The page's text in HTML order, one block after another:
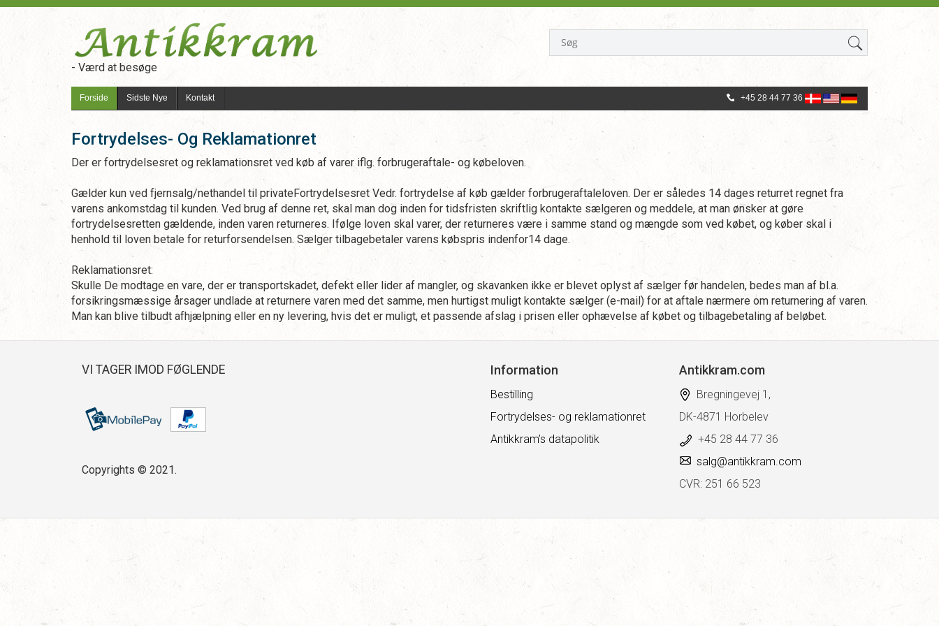
- Værd at besøge
Forside Sidste Nye Kontakt +45 28 44 77 36
Fortrydelses- Og Reklamationret
Der er fortrydelsesret og reklamationsret ved køb af varer iflg. forbrugeraftale- og købeloven.
Gælder kun ved fjernsalg/nethandel til privateFortrydelsesret Vedr. fortrydelse af køb gælder forbrugeraftaleloven. Der er således 14 dages returret regnet fra
varens ankomstdag til kunden. Ved brug af denne ret, skal man dog inden for tidsfristen skriftlig kontakte sælgeren og meddele, at man ønsker at gøre
fortrydelsesretten gældende, inden varen returneres. Ifølge loven skal varer, der returneres være i samme stand og mængde som ved købet, og køber skal i
henhold til loven betale for returforsendelsen. Sælger tilbagebetaler varens købspris indenfor14 dage.
Reklamationsret:
Skulle De modtage en vare, der er transportskadet, defekt eller lider af mangler, og skavanken ikke er blevet oplyst af sælger før handelen, bedes man af bl.a.
forsikringsmæssige årsager undlade at returnere varen med det samme, men hurtigst muligt kontakte sælger (e-mail) for at aftale nærmere om returnering af varen.
Man kan blive tilbudt afhjælpning eller en ny levering, hvis det er muligt, et passende afslag i prisen eller ophævelse af købet og tilbagebetaling af beløbet.
VI TAGER IMOD FØGLENDE
Copyrights © 2021.
Information
Bestilling
Fortrydelses- og reklamationret
Antikkram’s datapolitik
Antikkram.com
Bregningevej 1,
DK-4871 Horbelev
+45 28 44 77 36
salg@antikkram.com
CVR: 251 66 523